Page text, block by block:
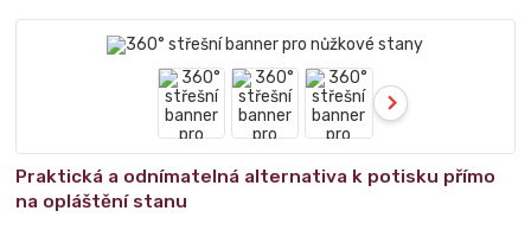
Praktická a odnímatelná alternativa k potisku přímo
na opláštění stanu